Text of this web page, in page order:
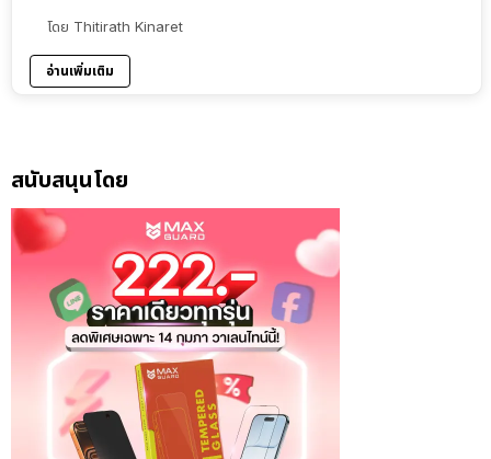
โดย Thitirath Kinaret
อ่านเพิ่มเติม
สนับสนุนโดย